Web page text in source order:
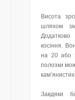
Висота
шляхом
косіння.
на 20 або
полозки
Завдяки